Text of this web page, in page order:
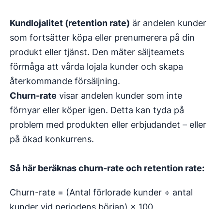
Kundlojalitet (retention rate) är andelen kunder
som fortsätter köpa eller prenumerera på din
produkt eller tjänst. Den mäter säljteamets
förmåga att vårda lojala kunder och skapa
återkommande försäljning.
Churn-rate visar andelen kunder som inte
förnyar eller köper igen. Detta kan tyda på
problem med produkten eller erbjudandet – eller
på ökad konkurrens.
Så här beräknas churn-rate och retention rate:
Churn-rate = (Antal förlorade kunder ÷ antal
kunder vid periodens början) × 100